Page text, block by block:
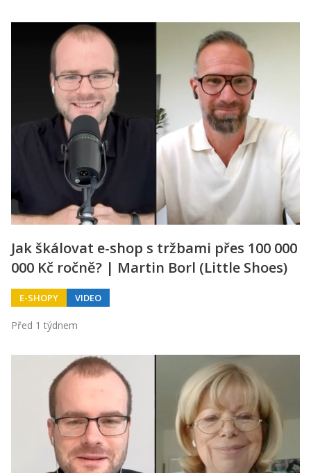
Jak škálovat e-shop s tržbami přes 100 000
000 Kč ročně? | Martin Borl (Little Shoes)
E-SHOPY VIDEO
Před 1 týdnem